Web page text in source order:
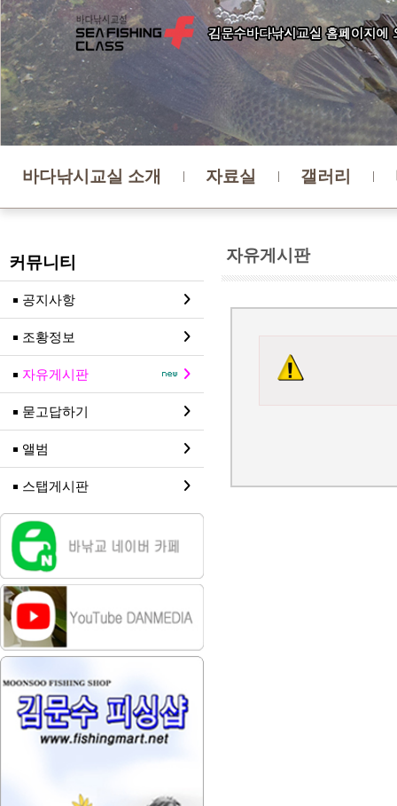
바다낚시교실 소개 자료실 갤러리
자유게시판
커뮤니티
공지사항
조황정보
자유게시판
묻고답하기
앨범
스탭게시판